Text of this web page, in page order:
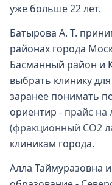
уже больше 22 лет.
Батырова А. Т.
районах города
Басманный район и
выбрать клинику
заранее понимать
ориентир - прайс на
(фракционный СО2
клиникам города.
Алла Таймуразовна